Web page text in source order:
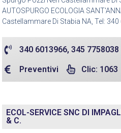
AUTOSPURGO ECOLOGIA
Castellammare Di Stabia NA, Tel:
340 6013966, 345 7758038
Preventivi Clic: 1063
ECOL-SERVICE SNC DI
& C.